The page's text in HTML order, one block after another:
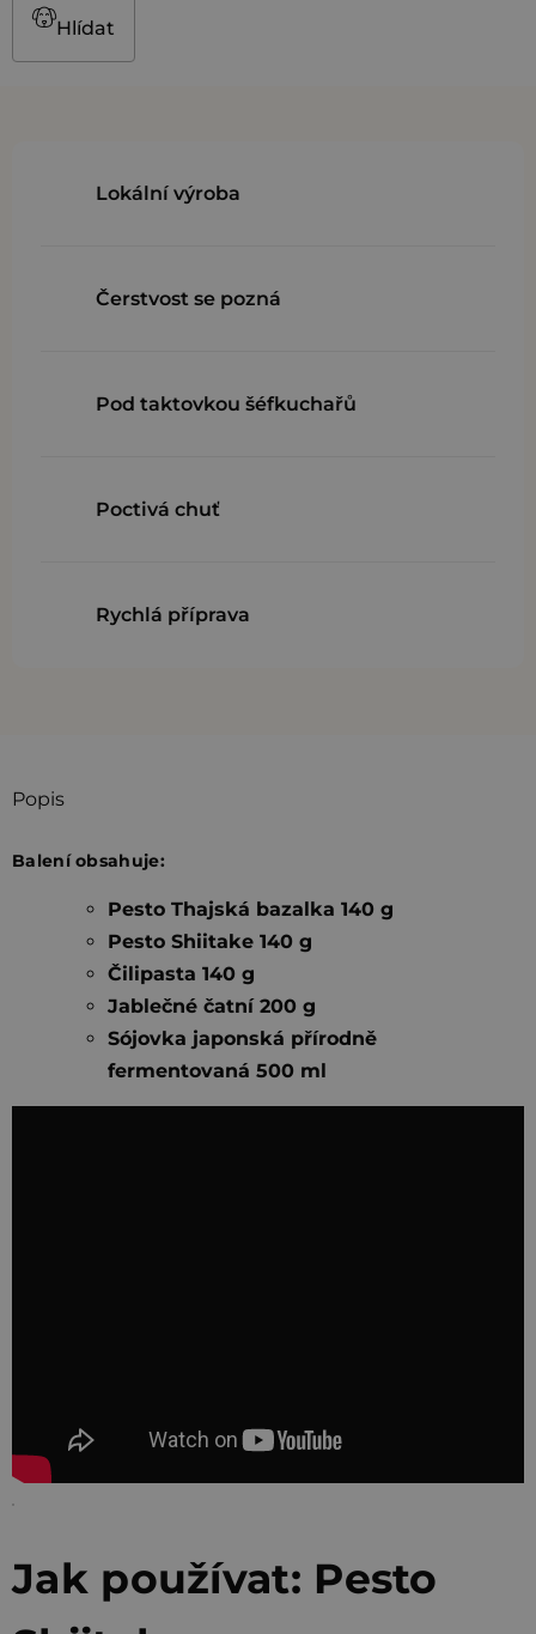
Hlídat
Lokální výroba
Čerstvost se pozná
Pod taktovkou šéfkuchařů
Poctivá chuť
Rychlá příprava
Popis
Balení obsahuje:
Pesto Thajská bazalka 140 g
Pesto Shiitake 140 g
Čilipasta 140 g
Jablečné čatní 200 g
Sójovka japonská přírodně
fermentovaná 500 ml
Jak používat: Pesto